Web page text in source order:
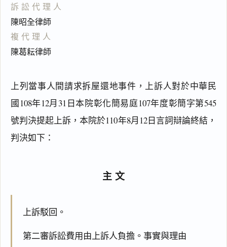
訴訟代理人
陳昭全律師
複代理人
陳葛耘律師
上列當事人間請求拆屋還地事件，上訴人對於中華民
國108年12月31日本院彰化簡易庭107年度彰簡字第545
號判決提起上訴，本院於110年8月12日言詞辯論終結，
判決如下：
主文
上訴駁回。
第二審訴訟費用由上訴人負擔。事實與理由